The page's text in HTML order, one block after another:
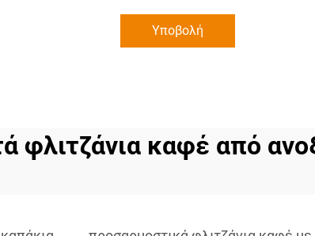
Υποβολή
φλιτζάνια καφέ από